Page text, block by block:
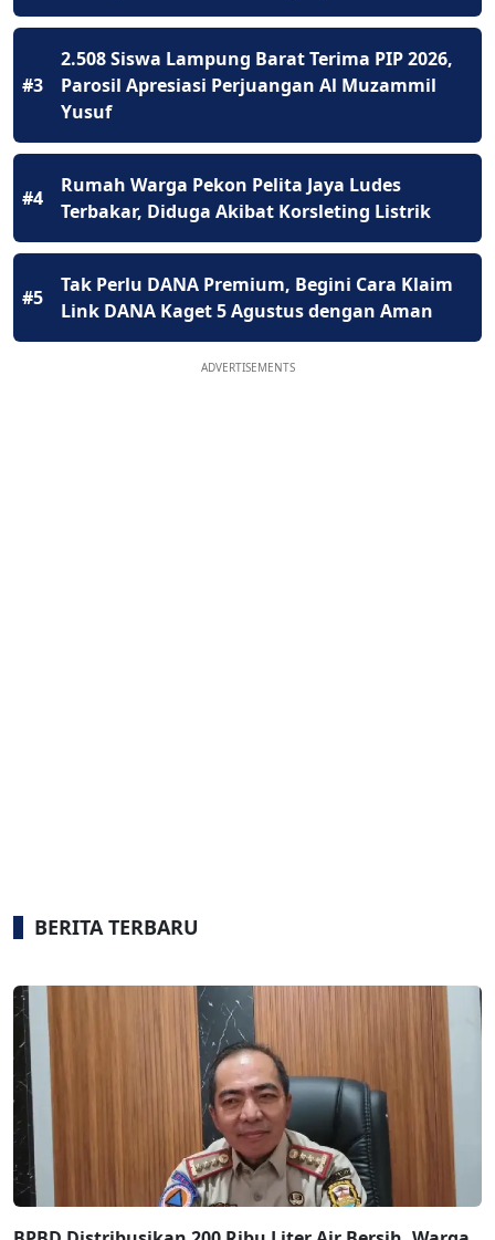
#3
2.508 Siswa Lampung Barat Terima PIP 2026,
Parosil Apresiasi Perjuangan Al Muzammil
Yusuf
#4
Rumah Warga Pekon Pelita Jaya Ludes
Terbakar, Diduga Akibat Korsleting Listrik
#5
Tak Perlu DANA Premium, Begini Cara Klaim
Link DANA Kaget 5 Agustus dengan Aman
ADVERTISEMENTS
BERITA TERBARU